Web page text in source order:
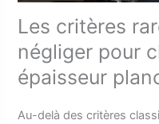
Les critères
négliger pour
épaisseur
Au-delà des critères